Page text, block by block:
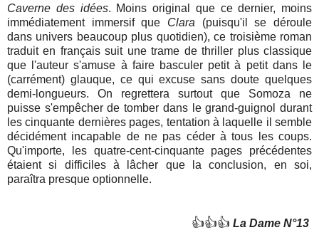
Caverne des idées. Moins original que ce dernier, moins
immédiatement immersif que Clara (puisqu'il se déroule
dans univers beaucoup plus quotidien), ce troisième roman
traduit en français suit une trame de thriller plus classique
que l'auteur s'amuse à faire basculer petit à petit dans le
(carrément) glauque, ce qui excuse sans doute quelques
demi-longueurs. On regrettera surtout que Somoza ne
puisse s'empêcher de tomber dans le grand-guignol durant
les cinquante dernières pages, tentation à laquelle il semble
décidément incapable de ne pas céder à tous les coups.
Qu'importe, les quatre-cent-cinquante pages précédentes
étaient si difficiles à lâcher que la conclusion, en soi,
paraîtra presque optionnelle.
👍👍👍 La Dame N°13